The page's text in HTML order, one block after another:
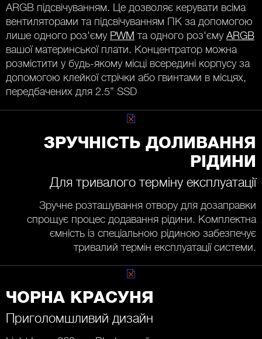
ARGB підсвічуванням. Це дозволяє керувати всіма
вентиляторами та підсвічуванням ПК за допомогою
лише одного роз'єму PWM та одного роз'ємуARGB
вашої материнської плати. Концентратор можна
розмістити у будь-якому місці всередині корпусу за
допомогою клейкої стрічки або гвинтами в місцях,
передбачених для 2.5” SSD
ЗРУЧНІСТЬ ДОЛИВАННЯ
РІДИНИ
Для тривалого терміну експлуатації
Зручне розташування отвору для дозаправки
спрощує процес додавання рідини. Комплектна
ємність із спеціальною рідиною забезпечує
тривалий термін експлуатації системи.
ЧОРНА КРАСУНЯ
Приголомшливий дизайн